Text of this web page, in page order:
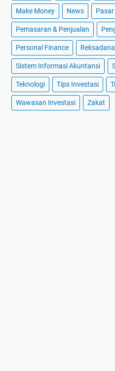
Make Money News Pasar
Pemasaran & Penjualan
Personal Finance Reksadana
Sistem Informasi Akuntansi
Teknologi Tips Investasi
Wawasan Investasi Zakat